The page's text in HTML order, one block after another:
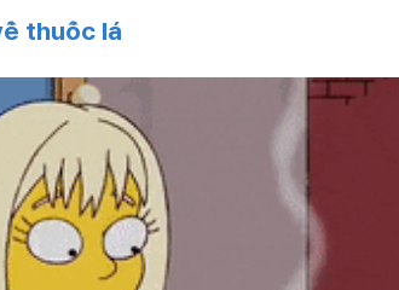
thuốc lá